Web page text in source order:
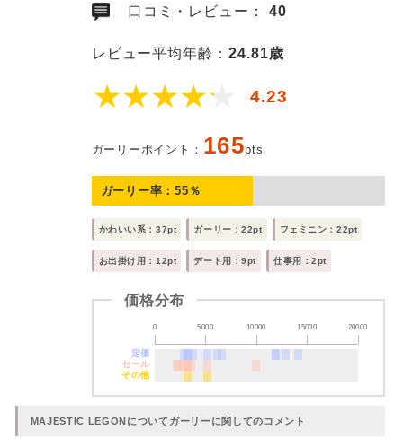
口コミ・レビュー：40
レビュー平均年齢：24.81歳
4.23
ガーリーポイント： 165pts
ガーリー率：55 ％
かわいい系：37pt ガーリー：22pt フェミニン：22pt
お出掛け用：12pt デート用：9pt 仕事用：2pt
価格分布
0 5000 10000 15000 20000
定価
セール
その他
MAJESTIC LEGONについてガーリーに関してのコメント